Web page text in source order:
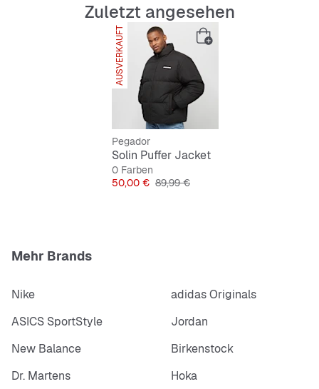
Material: 100% Polyester
Daniel ist 1,88 m groß, sportlich gebaut
und trägt die Größe Large.
Zuletzt angesehen
AUSVERKAUFT
Pegador
Solin Puffer Jacket
0 Farben
Preis
50,00 € Originalpreis
89,99 €
Mehr Brands
Nike
adidas Originals
ASICS SportStyle
Jordan
New Balance
Birkenstock
Dr. Martens
Hoka